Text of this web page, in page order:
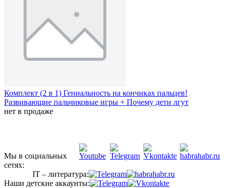
Комплект (2 в 1) Гениальность на кончиках пальцев!
Развивающие пальчиковые игры + Почему дети лгут
нет в продаже
Мы в социальных
сетях:
IT – литература:
Наши детские аккаунты: